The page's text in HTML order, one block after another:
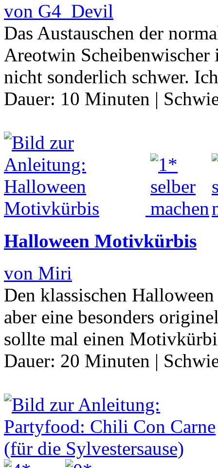
von G4_Devil
Das Austauschen der
Areotwin
nicht sonderlich schwer.
Dauer: 10 Minuten |
Halloween Motivkürbis
von Miri
Den klassischen
aber eine besonders
sollte mal einen
Dauer: 20 Minuten |